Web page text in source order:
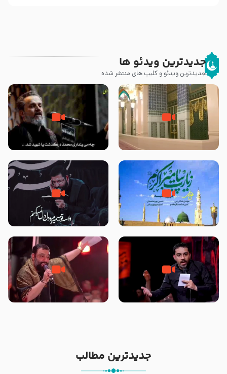
جدیدترین ویدئو ها
جدیدترین ویدئو و کلیپ های منتشر شده
زیارت پیامبر اکرم صلی الله علیه و
اله و سلم در مدینه به همراه
مرگ یا قتل – ملا باسم کربلایی
زیارت پیامبر اکرم صلی الله علیه و
آله در روز شنبه با نوای علی فانی
مصداق کربلا – حاج حسین سیب
سرخی
شور ، حسینا! به‌ حق زهرا «أُنْظُرْ
إِلَینا» – عزاداری شب هفتم ماه
جانا جانا ابی عبدالله – کربلایی جواد
مقدم – شب هشتم محرم 1448 –
جدیدترین مطالب